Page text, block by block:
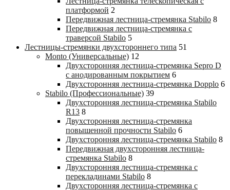
платформой 2
Передвижная лестница-стремянка Stabilo 8
Передвижная лестница-стремянка с
траверсой Stabilo 5
Лестницы-стремянки двухстороннего типа 51
Monto (Универсальные) 12
Двухсторонняя лестница-стремянка Sepro D
с анодированным покрытием 6
Двухсторонняя лестница-стремянка Dopplo 6
Stabilo (Профессиональные) 39
Двухсторонняя лестница-стремянка Stabilo
R13 8
Двухсторонняя лестница-стремянка
повышенной прочности Stabilo 6
Двухсторонняя лестница-стремянка Stabilo 8
Передвижная двухсторонняя лестница-
стремянка Stabilo 8
Двухсторонняя лестница-стремянка с
перекладинами Stabilo 8
Двухсторонняя лестница-стремянка с